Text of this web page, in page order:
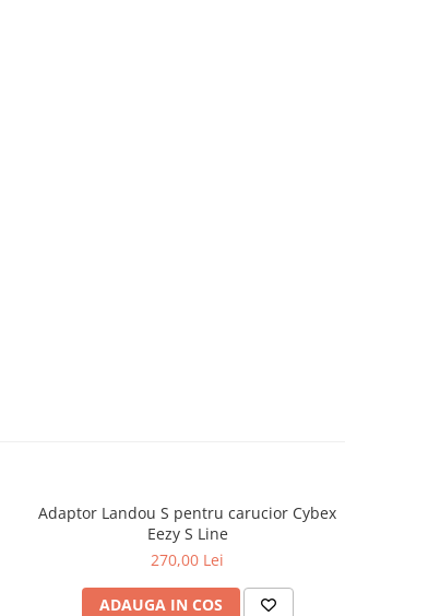
Adaptor Landou S pentru carucior Cybex
Eezy S Line
270,00 Lei
ADAUGA IN COS